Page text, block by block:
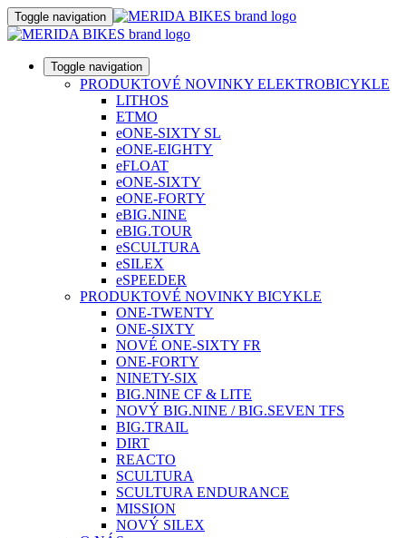
Toggle navigation
Toggle navigation
PRODUKTOVÉ NOVINKY ELEKTROBICYKLE
LITHOS
ETMO
eONE-SIXTY SL
eONE-EIGHTY
eFLOAT
eONE-SIXTY
eONE-FORTY
eBIG.NINE
eBIG.TOUR
eSCULTURA
eSILEX
eSPEEDER
PRODUKTOVÉ NOVINKY BICYKLE
ONE-TWENTY
ONE-SIXTY
NOVÉ ONE-SIXTY FR
ONE-FORTY
NINETY-SIX
BIG.NINE CF & LITE
NOVÝ BIG.NINE / BIG.SEVEN TFS
BIG.TRAIL
DIRT
REACTO
SCULTURA
SCULTURA ENDURANCE
MISSION
NOVÝ SILEX